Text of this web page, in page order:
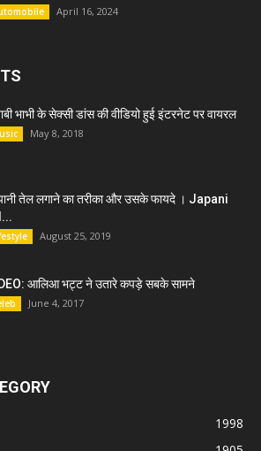
April 16, 2024
भाभी के सेक्सी डांस की वीडियो हुई इंटरनेट पर वायरल
May 8, 2018
तेल लगाने का तरीका और उसके फायदे । Japani
August 25, 2019
आलिआ भट्ट ने उतारे कपड़े सबके सामने
June 4, 2017
1998